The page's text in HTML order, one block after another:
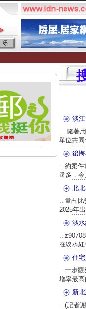
淡
... 隨著
單位共
後
...約案件
還多，
北
...量占比
2025年
淡
在淡水
住
...一步觀
增率最
新
...(記者